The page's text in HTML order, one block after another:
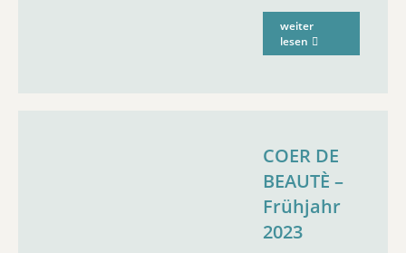
weiter
lesen
COER DE
BEAUTÈ –
Frühjahr
2023